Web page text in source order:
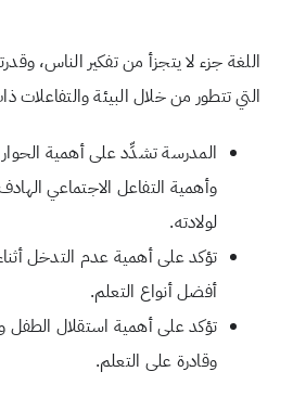
اللغة جزء لا يتجزأ من تفكير الناس،
التي تتطور من خلال البيئة والتفاعلات
المدرسة تشدِّد على أهمية
وأهمية التفاعل الاجتماعي
لولادته.
تؤكد على أهمية عدم التدخل
أفضل أنواع التعلم.
تؤكد على أهمية استقلال الطفل
وقادرة على التعلم.